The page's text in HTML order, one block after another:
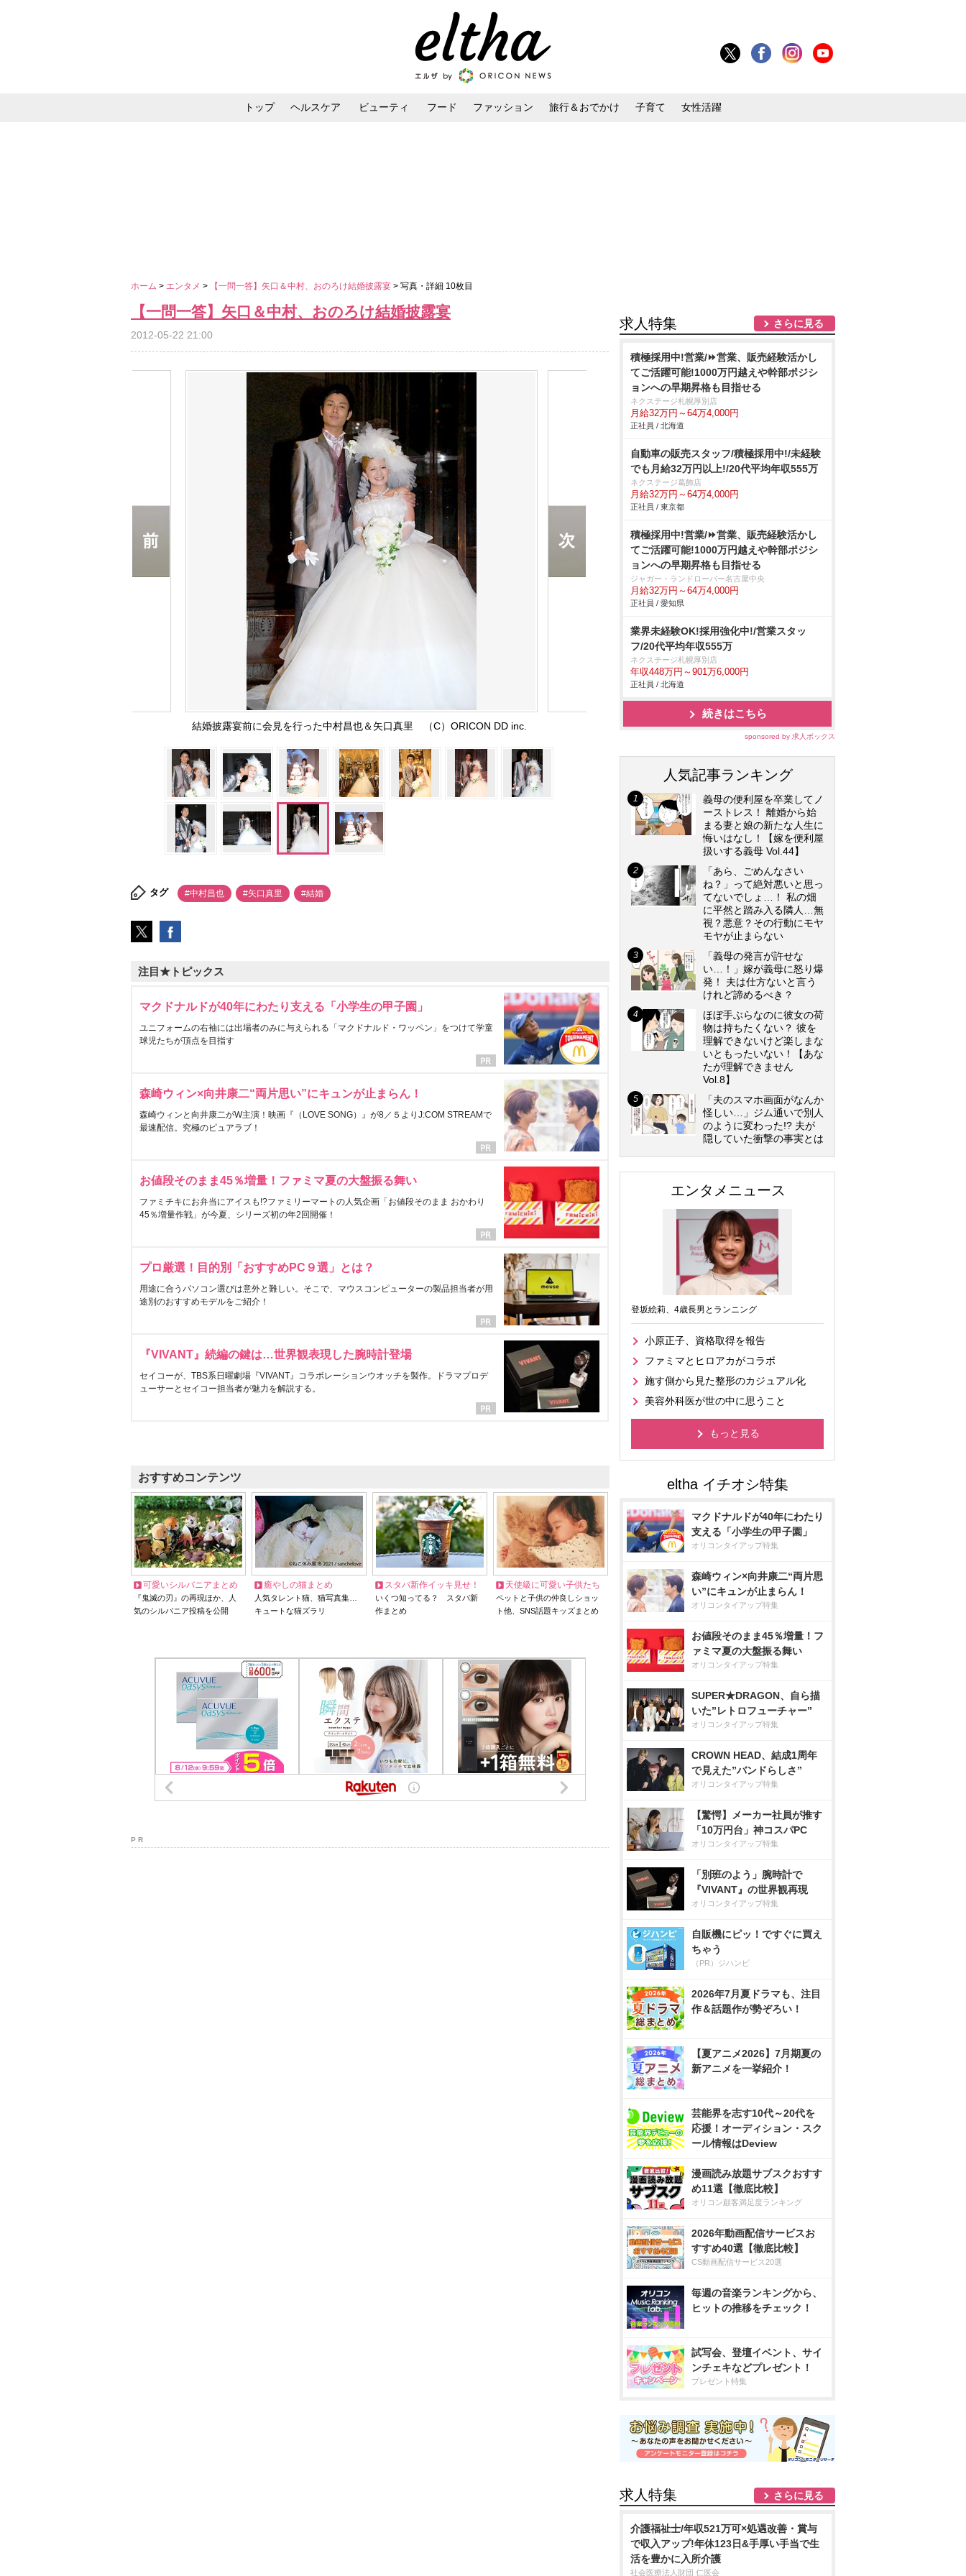
トップ ヘルスケア ビューティ フード ファッション 旅行＆おでかけ 子育て 女性活躍
ホーム > エンタメ > 【一問一答】矢口＆中村、おのろけ結婚披露宴 > 写真・詳細 10枚目
【一問一答】矢口＆中村、おのろけ結婚披露宴
2012-05-22 21:00
結婚披露宴前に会見を行った中村昌也＆矢口真里 （C）ORICON DD inc.
タグ #中村昌也 #矢口真里 #結婚
注目★トピックス
マクドナルドが40年にわたり支える「小学生の甲子園」
ユニフォームの右袖には出場者のみに与えられる「マクドナルド・ワッペン」をつけて学童
球児たちが頂点を目指す
森崎ウィン×向井康二“両片思い”にキュンが止まらん！
森崎ウィンと向井康二がW主演！映画『（LOVE SONG）』が8／５よりJ:COM STREAMで
最速配信。究極のピュアラブ！
お値段そのまま45％増量！ファミマ夏の大盤振る舞い
ファミチキにお弁当にアイスも!?ファミリーマートの人気企画「お値段そのまま おかわり
45％増量作戦」が今夏、シリーズ初の年2回開催！
プロ厳選！目的別「おすすめPC９選」とは？
用途に合うパソコン選びは意外と難しい。そこで、マウスコンピューターの製品担当者が用
途別のおすすめモデルをご紹介！
『VIVANT』続編の鍵は…世界観表現した腕時計登場
セイコーが、TBS系日曜劇場『VIVANT』コラボレーションウオッチを製作。ドラマプロデ
ューサーとセイコー担当者が魅力を解説する。
おすすめコンテンツ
可愛いシルバニアまとめ
『鬼滅の刃』の再現ほか、人
気のシルバニア投稿を公開
癒やしの猫まとめ
人気タレント猫、猫写真集…
キュートな猫ズラリ
スタバ新作イッキ見せ！
いくつ知ってる？ スタバ新
作まとめ
天使級に可愛い子供たち
ペットと子供の仲良しショッ
ト他、SNS話題キッズまとめ
P R
求人特集 さらに見る
積極採用中!営業/⏩️営業、販売経験活かし
てご活躍可能!1000万円越えや幹部ポジシ
ョンへの早期昇格も目指せる
ネクステージ札幌厚別店
月給32万円～64万4,000円
正社員 / 北海道
自動車の販売スタッフ/積極採用中!/未経験
でも月給32万円以上!/20代平均年収555万
ネクステージ葛飾店
月給32万円～64万4,000円
正社員 / 東京都
積極採用中!営業/⏩️営業、販売経験活かし
てご活躍可能!1000万円越えや幹部ポジシ
ョンへの早期昇格も目指せる
ジャガー・ランドローバー名古屋中央
月給32万円～64万4,000円
正社員 / 愛知県
業界未経験OK!採用強化中!/営業スタッ
フ/20代平均年収555万
ネクステージ札幌厚別店
年収448万円～901万6,000円
正社員 / 北海道
続きはこちら
sponsored by 求人ボックス
人気記事ランキング
義母の便利屋を卒業してノ
ーストレス！ 離婚から始
まる妻と娘の新たな人生に
悔いはなし！【嫁を便利屋
扱いする義母 Vol.44】
「あら、ごめんなさい
ね？」って絶対悪いと思っ
てないでしょ…！ 私の畑
に平然と踏み入る隣人…無
視？悪意？その行動にモヤ
モヤが止まらない
「義母の発言が許せな
い…！」嫁が義母に怒り爆
発！ 夫は仕方ないと言う
けれど諦めるべき？
ほぼ手ぶらなのに彼女の荷
物は持ちたくない？ 彼を
理解できないけど楽しまな
いともったいない！【あな
たが理解できません
Vol.8】
「夫のスマホ画面がなんか
怪しい…」ジム通いで別人
のように変わった!? 夫が
隠していた衝撃の事実とは
エンタメニュース
登坂絵莉、4歳長男とランニング
小原正子、資格取得を報告
ファミマとヒロアカがコラボ
施す側から見た整形のカジュアル化
美容外科医が世の中に思うこと
もっと見る
マクドナルドが40年にわたり
支える「小学生の甲子園」
オリコンタイアップ特集
森崎ウィン×向井康二“両片思
い”にキュンが止まらん！
オリコンタイアップ特集
お値段そのまま45％増量！フ
ァミマ夏の大盤振る舞い
オリコンタイアップ特集
SUPER★DRAGON、自ら描
いた”レトロフューチャー”
オリコンタイアップ特集
CROWN HEAD、結成1周年
で見えた”バンドらしさ”
オリコンタイアップ特集
【驚愕】メーカー社員が推す
「10万円台」神コスパPC
オリコンタイアップ特集
「別班のよう」腕時計で
『VIVANT』の世界観再現
オリコンタイアップ特集
自販機にピッ！ですぐに買え
ちゃう
（PR）ジハンピ
2026年7月夏ドラマも、注目
作＆話題作が勢ぞろい！
【夏アニメ2026】7月期夏の
新アニメを一挙紹介！
芸能界を志す10代～20代を
応援！オーディション・スク
ール情報はDeview
漫画読み放題サブスクおすす
め11選【徹底比較】
オリコン顧客満足度ランキング
2026年動画配信サービスお
すすめ40選【徹底比較】
CS動画配信サービス20選
毎週の音楽ランキングから、
ヒットの推移をチェック！
試写会、登壇イベント、サイ
ンチェキなどプレゼント！
プレゼント特集
求人特集 さらに見る
介護福祉士/年収521万可×処遇改善・賞与
で収入アップ!年休123日&手厚い手当で生
活を豊かに入所介護
社会医療法人財団 仁医会